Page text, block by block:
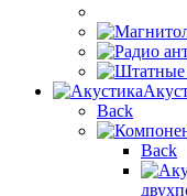
Back
Back